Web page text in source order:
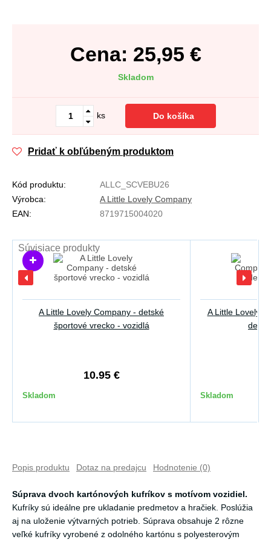
Cena: 25,95 €
Skladom
ks Do košíka
Pridať k obľúbeným produktom
Kód produktu:
ALLC_SCVEBU26
Výrobca:
A Little Lovely Company
EAN:
8719715004020
Súvisiace produkty
A Little Lovely Company - detské
športové vrecko - vozidlá
10.95 €
Skladom
A Little Lovely
Skladom
Popis produktu Dotaz na predajcu Hodnotenie (0)
Súprava dvoch kartónových kufríkov s motívom vozidiel.
Kufríky sú ideálne pre ukladanie predmetov a hračiek. Poslúžia
aj na uloženie výtvarných potrieb. Súprava obsahuje 2 rôzne
veľké kufríky vyrobené z odolného kartónu s polyesterovým